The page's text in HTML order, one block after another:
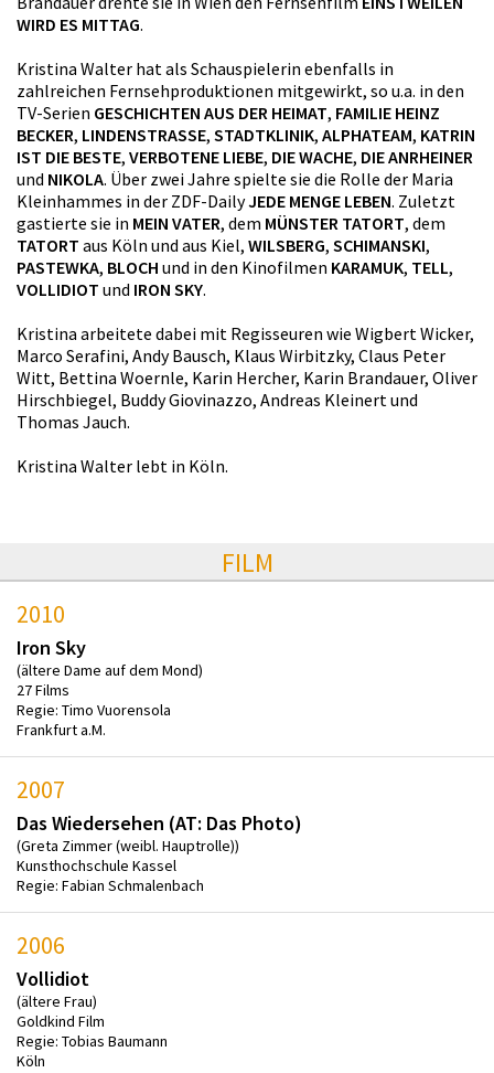
WIRD ES MITTAG.
Kristina Walter hat als Schauspielerin ebenfalls in
zahlreichen Fernsehproduktionen mitgewirkt, so u.a. in den
TV-Serien GESCHICHTEN AUS DER HEIMAT, FAMILIE HEINZ
BECKER, LINDENSTRASSE, STADTKLINIK, ALPHATEAM, KATRIN
IST DIE BESTE, VERBOTENE LIEBE, DIE WACHE, DIE ANRHEINER
und NIKOLA. Über zwei Jahre spielte sie die Rolle der Maria
Kleinhammes in der ZDF-DailyJEDE MENGE LEBEN. Zuletzt
gastierte sie in MEIN VATER, dem MÜNSTER TATORT, dem
TATORT aus Köln und aus Kiel, WILSBERG, SCHIMANSKI,
PASTEWKA, BLOCH und in den Kinofilmen KARAMUK, TELL,
VOLLIDIOT und IRON SKY.
Kristina arbeitete dabei mit Regisseuren wie Wigbert Wicker,
Marco Serafini, Andy Bausch, Klaus Wirbitzky, Claus Peter
Witt, Bettina Woernle, Karin Hercher, Karin Brandauer, Oliver
Hirschbiegel, Buddy Giovinazzo, Andreas Kleinert und
Thomas Jauch.
Kristina Walter lebt in Köln.
FILM
2010
Iron Sky
(ältere Dame auf dem Mond)
27 Films
Regie: Timo Vuorensola
Frankfurt a.M.
2007
Das Wiedersehen (AT: Das Photo)
(Greta Zimmer (weibl. Hauptrolle))
Kunsthochschule Kassel
Regie: Fabian Schmalenbach
2006
Vollidiot
(ältere Frau)
Goldkind Film
Regie: Tobias Baumann
Köln